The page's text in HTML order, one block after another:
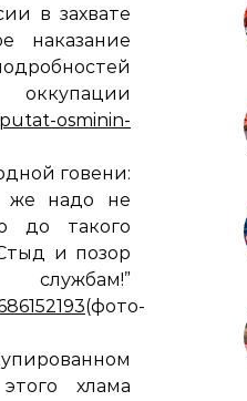
в захвате
наказание
osminin-
говени:
же надо не
до такого
и позор
(фото-
хлама